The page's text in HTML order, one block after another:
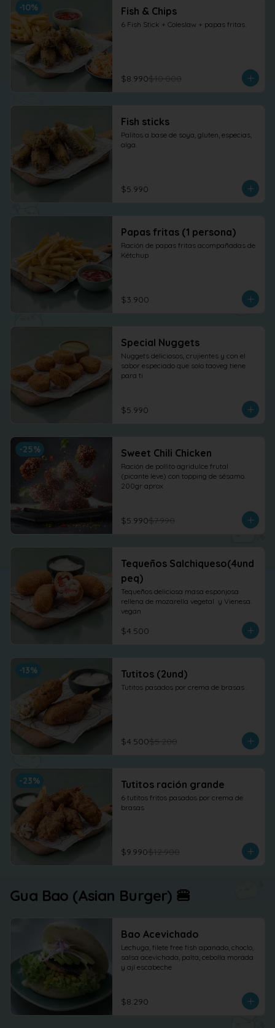
-10% Fish & Chips
6 Fish Stick + Coleslaw + papas fritas.
$8.990$10.000
Fish sticks
Palitos a base de soya, gluten, especias,
alga.
$5.990
Papas fritas (1 persona)
Ración de papas fritas acompañadas de
Kétchup
$3.900
Special Nuggets
Nuggets deliciosos, crujientes y con el
sabor especiado que solo taoveg tiene
para ti
$5.990
-25% Sweet Chili Chicken
Ración de pollito agridulce frutal
(picante leve) con topping de sésamo.
200gr aprox
$5.990$7.990
Tequeños Salchiqueso(4und
peq)
Tequeños deliciosa masa esponjosa
rellena de mozarella vegetal  y Vienesa.
vegan
$4.500
-13% Tutitos (2und)
Tutitos pasados por crema de brasas .
$4.500$5.200
-23% Tutitos ración grande
6 tutitos fritos pasados por crema de
brasas
$9.990$12.900
Gua Bao (Asian Burger) 🍔
Bao Acevichado
Lechuga, filete free fish apanado, choclo,
salsa acevichada, palta, cebolla morada
y ají escabeche
$8.290